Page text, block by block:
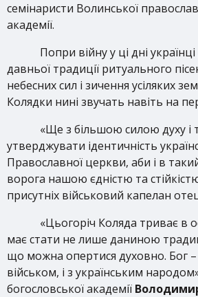
семінаристи Волинської
академії.
Попри війну у ці дні
давньої традиції ритуального
небесних сил і зичення усіляких
Колядки нині звучать навіть на
«Ще з більшою силою духу і
утверджувати ідентичність
Православної церкви, аби і в
ворога нашою єдністю та
присутніх військовий капелан
«Цьогоріч Коляда триває в
має стати не лише даниною
що можна опертися духовно. Бог –
військом, і з українським
богословської академії